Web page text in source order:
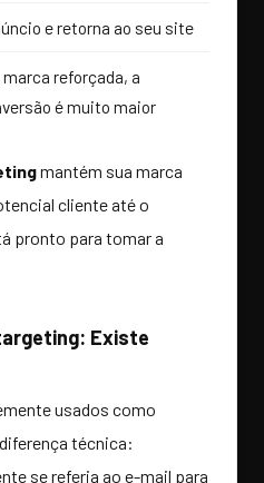
e retorna ao seu site
reforçada, a
é muito maior
mantém sua marca
cliente até o
pronto para tomar a
Existe
usados como
técnica:
se referia ao e-mail para